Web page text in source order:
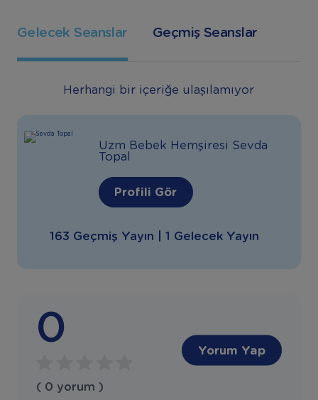
Gelecek Seanslar Geçmiş Seanslar
Herhangi bir içeriğe ulaşılamıyor
Uzm Bebek Hemşiresi Sevda
Topal
Profili Gör
163 Geçmiş Yayın | 1 Gelecek Yayın
0
( 0 yorum )
Yorum Yap